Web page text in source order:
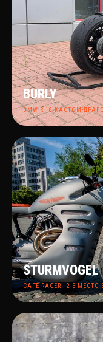
2019
BURLY
BMW R 18 КАСТОМ-
2018
STURMVOGEL
CAFÉ RACER · 2-Е МЕСТО